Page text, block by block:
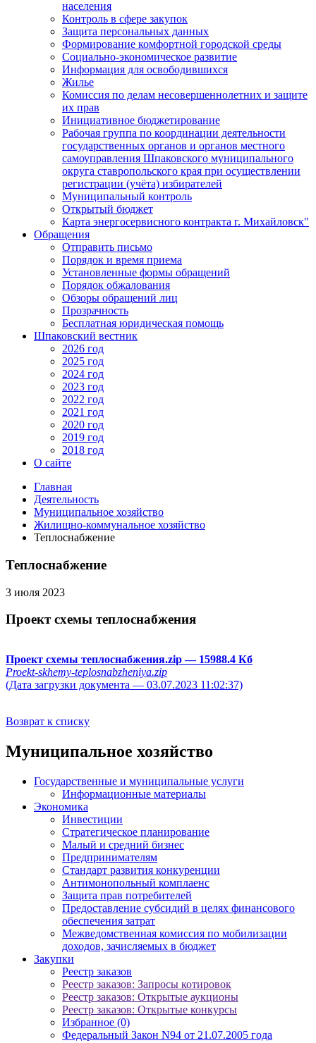
населения
Контроль в сфере закупок
Защита персональных данных
Формирование комфортной городской среды
Социально-экономическое развитие
Информация для освободившихся
Жилье
Комиссия по делам несовершеннолетних и защите
их прав
Инициативное бюджетирование
Рабочая группа по координации деятельности
государственных органов и органов местного
самоуправления Шпаковского муниципального
округа ставропольского края при осуществлении
регистрации (учёта) избирателей
Муниципальный контроль
Открытый бюджет
Карта энергосервисного контракта г. Михайловск"
Обращения
Отправить письмо
Порядок и время приема
Установленные формы обращений
Порядок обжалования
Обзоры обращений лиц
Прозрачность
Бесплатная юридическая помощь
Шпаковский вестник
2026 год
2025 год
2024 год
2023 год
2022 год
2021 год
2020 год
2019 год
2018 год
О сайте
Главная
Деятельность
Муниципальное хозяйство
Жилищно-коммунальное хозяйство
Теплоснабжение
Теплоснабжение
3 июля 2023
Проект схемы теплоснабжения
Проект схемы теплоснабжения.zip— 15988.4 Кб
Proekt-skhemy-teplosnabzheniya.zip
(Дата загрузки документа — 03.07.2023 11:02:37)
Возврат к списку
Муниципальное хозяйство
Государственные и муниципальные услуги
Информационные материалы
Экономика
Инвестиции
Стратегическое планирование
Малый и средний бизнес
Предпринимателям
Стандарт развития конкуренции
Антимонопольный комплаенс
Защита прав потребителей
Предоставление субсидий в целях финансового
обеспечения затрат
Межведомственная комиссия по мобилизации
доходов, зачисляемых в бюджет
Закупки
Реестр заказов
Реестр заказов: Запросы котировок
Реестр заказов: Открытые аукционы
Реестр заказов: Открытые конкурсы
Избранное (0)
Федеральный Закон N94 от 21.07.2005 года